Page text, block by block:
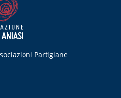
Partigiane